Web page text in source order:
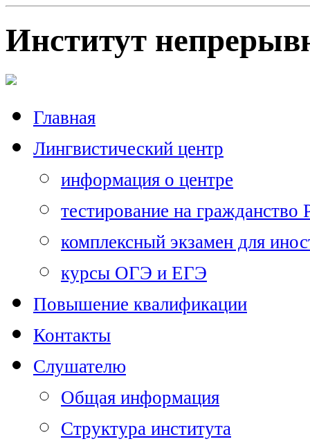
Институт
Главная
Лингвистический центр
информация о центре
тестирование на гражданство
комплексный экзамен для
курсы ОГЭ и ЕГЭ
Повышение квалификации
Контакты
Слушателю
Общая информация
Структура института